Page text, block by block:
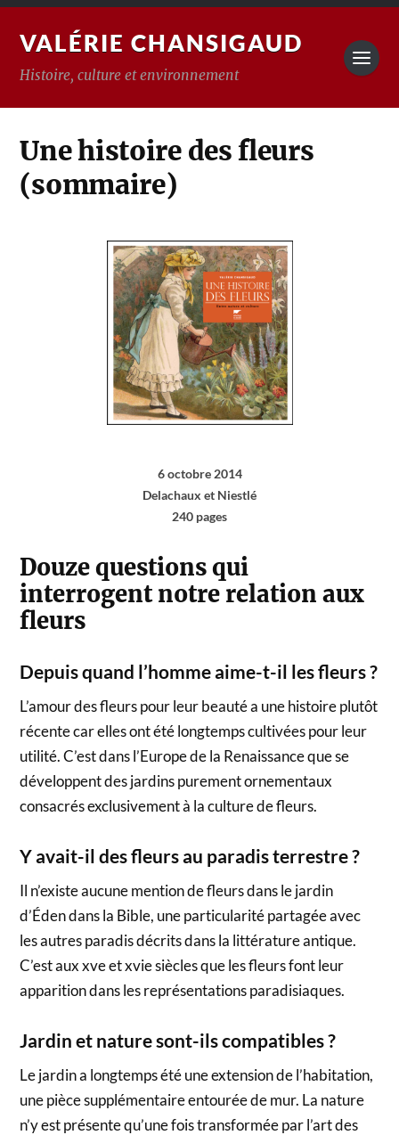
VALÉRIE CHANSIGAUD
Histoire, culture et environnement
Une histoire des fleurs
(sommaire)
6 octobre 2014
Delachaux et Niestlé
240 pages
Douze questions qui
interrogent notre relation aux
fleurs
Depuis quand l’homme aime-t-il les fleurs ?
L’amour des fleurs pour leur beauté a une histoire plutôt
récente car elles ont été longtemps cultivées pour leur
utilité. C’est dans l’Europe de la Renaissance que se
développent des jardins purement ornementaux
consacrés exclusivement à la culture de fleurs.
Y avait-il des fleurs au paradis terrestre ?
Il n’existe aucune mention de fleurs dans le jardin
d’Éden dans la Bible, une particularité partagée avec
les autres paradis décrits dans la littérature antique.
C’est aux xve et xvie siècles que les fleurs font leur
apparition dans les représentations paradisiaques.
Jardin et nature sont-ils compatibles ?
Le jardin a longtemps été une extension de l’habitation,
une pièce supplémentaire entourée de mur. La nature
n’y est présente qu’une fois transformée par l’art des